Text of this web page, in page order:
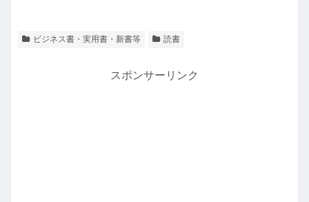
ビジネス書・実用書・新書等 読書
スポンサーリンク